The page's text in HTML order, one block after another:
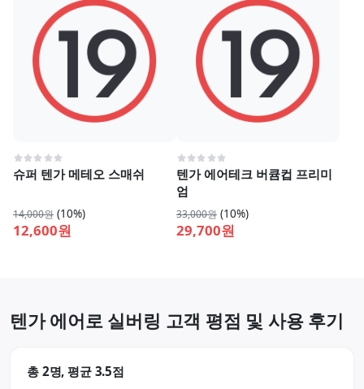
슈퍼 텐가 메테오 스매쉬
14,000원 (10%)
12,600원
텐가 에어테크 버큠컵 프리미
엄
33,000원 (10%)
29,700원
텐가 에어로 실버링 고객 평점 및 사용 후기
총 2명, 평균 3.5점